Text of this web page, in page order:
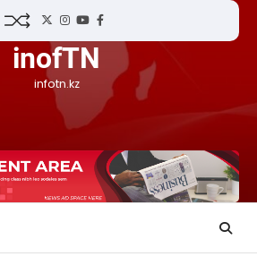
TwitterInstagram
YouTubeFacebook
inofTN
infotn.kz